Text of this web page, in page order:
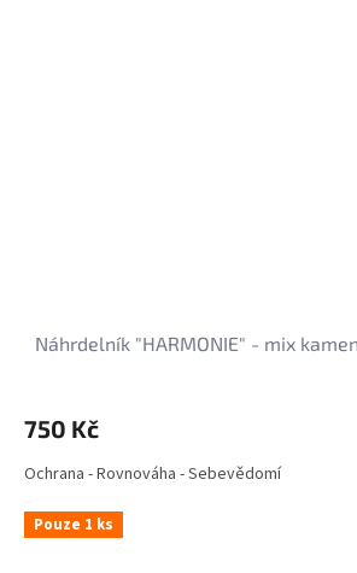
Náhrdelník "HARMONIE" - mix
750 Kč
Ochrana - Rovnováha - Sebevědomí
Pouze 1 ks